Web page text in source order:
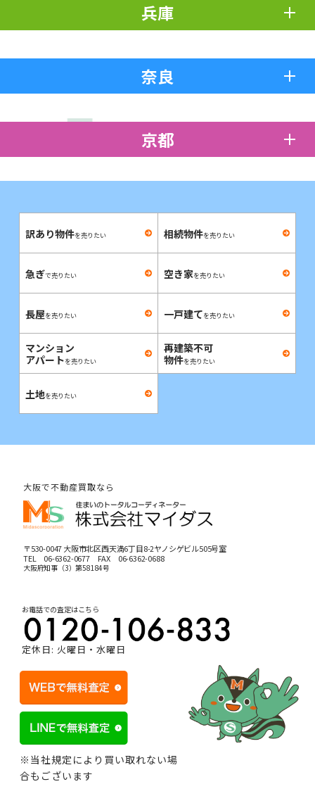
兵庫
奈良
京都
訳あり物件を売りたい 相続物件を売りたい
急ぎで売りたい 空き家を売りたい
長屋を売りたい 一戸建てを売りたい
マンション
アパートを売りたい
再建築不可
物件を売りたい
土地を売りたい
大阪で不動産買取なら
〒530-0047 大阪市北区西天満6丁目8-2ヤノシゲビル505号室
TEL 06-6362-0677FAX 06-6362-0688
大阪府知事（3）第58184号
お電話での査定はこちら
定休日: 火曜日・水曜日
※当社規定により買い取れない場
合もございます